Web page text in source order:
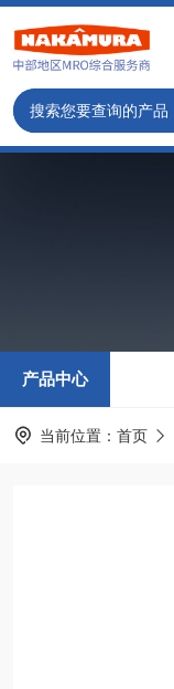
产品中心
当前位置： 首页